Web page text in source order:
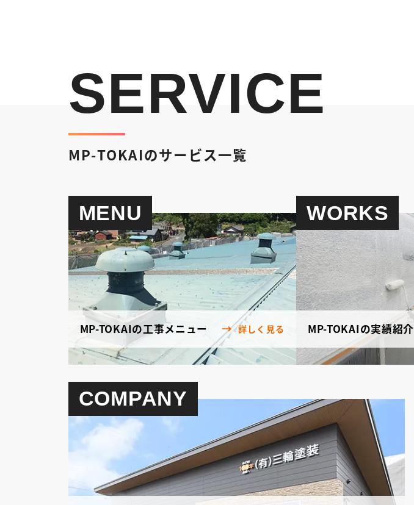
SERVICE
MP-TOKAIのサービス一覧
MENU
MP-TOKAIの工事メニュー 詳しく見る
WORKS
MP-TOKAIの実績紹介
COMPANY